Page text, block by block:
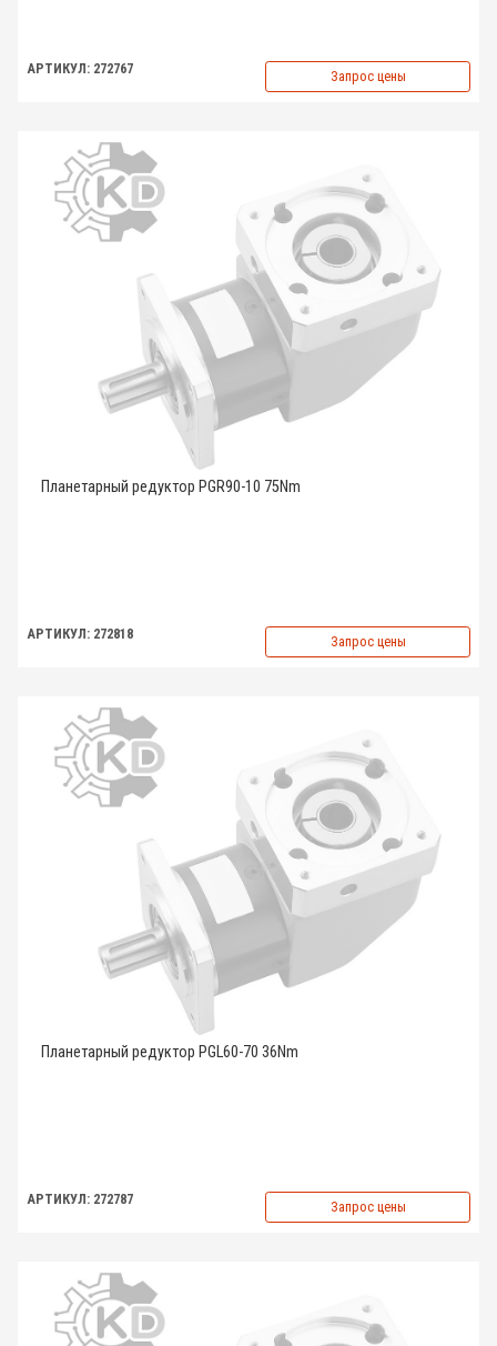
АРТИКУЛ: 272767 Запрос цены
Планетарный редуктор PGR90-10 75Nm
АРТИКУЛ: 272818 Запрос цены
Планетарный редуктор PGL60-70 36Nm
АРТИКУЛ: 272787 Запрос цены